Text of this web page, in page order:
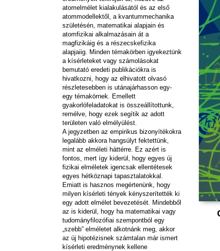
atomelmélet kialakulásától és az első
atommodellektől, a kvantummechanika
születésén, matematikai alapjain és
atomfizikai alkalmazásain át a
magfizikáig és a részecskefizika
alapjaiig. Minden témakörben igyekeztünk
a kísérleteket vagy számolásokat
bemutató eredeti publikációkra is
hivatkozni, hogy az elhivatott olvasó
részletesebben is utánajárhasson egy-
egy témakörnek. Emellett
gyakorlófeladatokat is összeállítottunk,
remélve, hogy ezek segítik az adott
területen való elmélyülést.
A jegyzetben az empirikus bizonyítékokra
legalább akkora hangsúlyt fektettünk,
mint az elméleti háttérre. Ez azért is
fontos, mert így kiderül, hogy egyes új
fizikai elméletek igencsak ellentétesek
egyes hétköznapi tapasztalatokkal.
Emiatt is hasznos megértenünk, hogy
milyen kísérleti tények kényszerítették ki
egy adott elmélet bevezetését. Mindebből
az is kiderül, hogy ha matematikai vagy
tudományfilozófiai szempontból egy
„szebb” elméletet alkotnánk meg, akkor
az új hipotézisnek számtalan már ismert
kísérleti eredménynek kellene